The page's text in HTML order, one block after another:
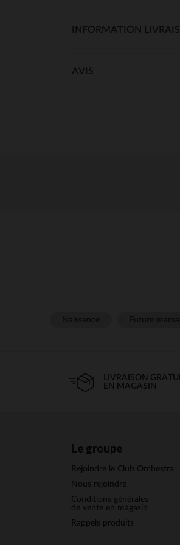
INFORMATION
AVIS
LIVRAISON
EN MAGASIN
Le groupe
Rejoindre le Club Orchestra
Nous rejoindre
Conditions générales
de vente en magasin
Rappels produits